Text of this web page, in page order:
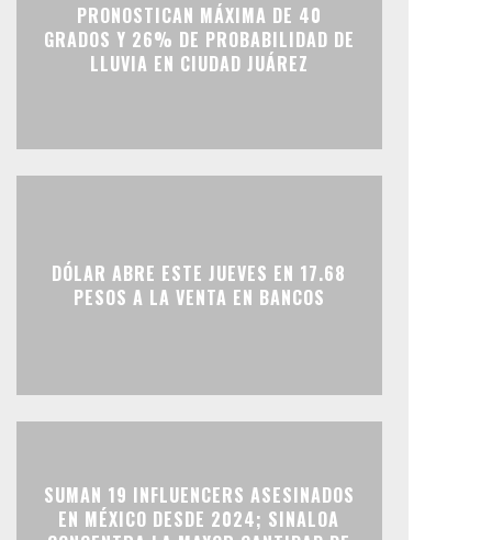
PRONOSTICAN MÁXIMA DE 40
GRADOS Y 26% DE PROBABILIDAD DE
LLUVIA EN CIUDAD JUÁREZ
DÓLAR ABRE ESTE JUEVES EN 17.68
PESOS A LA VENTA EN BANCOS
SUMAN 19 INFLUENCERS ASESINADOS
EN MÉXICO DESDE 2024; SINALOA